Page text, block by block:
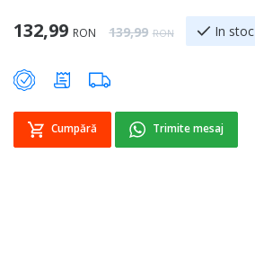
Special Price
132,99 RON Regular Price
139,99 RON In stoc
Cumpără Trimite mesaj